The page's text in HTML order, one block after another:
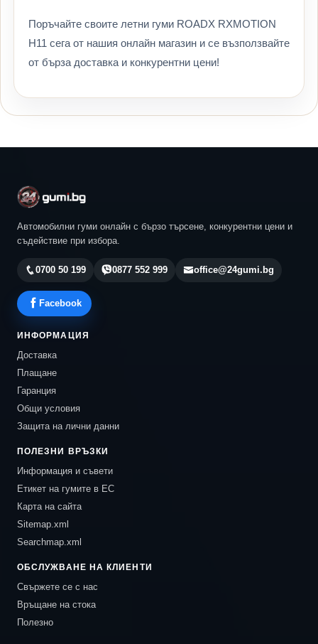
Поръчайте своите летни гуми ROADX RXMOTION
H11 сега от нашия онлайн магазин и се възползвайте
от бърза доставка и конкурентни цени!
Автомобилни гуми онлайн с бързо търсене, конкурентни цени и
съдействие при избора.
0700 50 199 0877 552 999 office@24gumi.bg
Facebook
ИНФОРМАЦИЯ
Доставка
Плащане
Гаранция
Общи условия
Защита на лични данни
ПОЛЕЗНИ ВРЪЗКИ
Информация и съвети
Етикет на гумите в ЕС
Карта на сайта
Sitemap.xml
Searchmap.xml
ОБСЛУЖВАНЕ НА КЛИЕНТИ
Свържете се с нас
Връщане на стока
Полезно